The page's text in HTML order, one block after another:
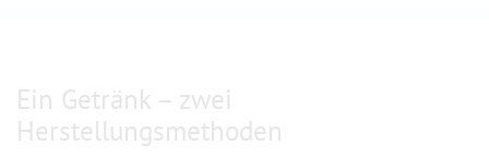
Ein Getränk – zwei
Herstellungsmethoden